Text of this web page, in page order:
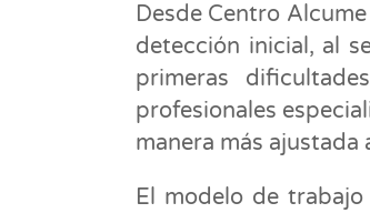
Desde Centro
detección inicial, al
primeras
profesionales
manera más ajustada
El modelo de